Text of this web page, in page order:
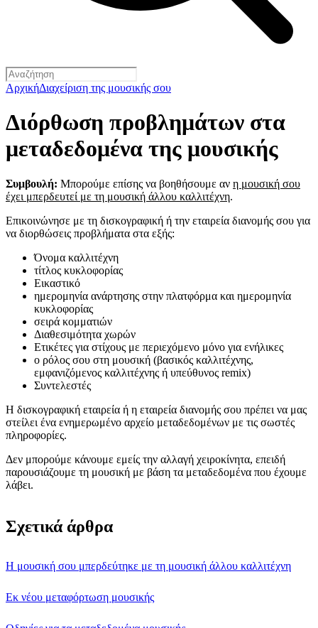
ΑρχικήΔιαχείριση της μουσικής σου
Διόρθωση προβλημάτων στα
μεταδεδομένα της μουσικής
Συμβουλή: Μπορούμε επίσης να βοηθήσουμε αν η μουσική σου
έχει μπερδευτεί με τη μουσική άλλου καλλιτέχνη.
Επικοινώνησε με τη δισκογραφική ή την εταιρεία διανομής σου για
να διορθώσεις προβλήματα στα εξής:
Όνομα καλλιτέχνη
τίτλος κυκλοφορίας
Εικαστικό
ημερομηνία ανάρτησης στην πλατφόρμα και ημερομηνία
κυκλοφορίας
σειρά κομματιών
Διαθεσιμότητα χωρών
Ετικέτες για στίχους με περιεχόμενο μόνο για ενήλικες
ο ρόλος σου στη μουσική (βασικός καλλιτέχνης,
εμφανιζόμενος καλλιτέχνης ή υπεύθυνος remix)
Συντελεστές
Η δισκογραφική εταιρεία ή η εταιρεία διανομής σου πρέπει να μας
στείλει ένα ενημερωμένο αρχείο μεταδεδομένων με τις σωστές
πληροφορίες.
Δεν μπορούμε κάνουμε εμείς την αλλαγή χειροκίνητα, επειδή
παρουσιάζουμε τη μουσική με βάση τα μεταδεδομένα που έχουμε
λάβει.
Σχετικά άρθρα
Η μουσική σου μπερδεύτηκε με τη μουσική άλλου καλλιτέχνη
Εκ νέου μεταφόρτωση μουσικής